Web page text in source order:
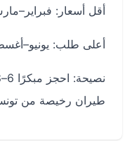
أقل أسعار: فبراير–مارس،
أعلى طلب: يونيو–أغسطس
نصيحة:
طيران رخيصة من تونس إلى